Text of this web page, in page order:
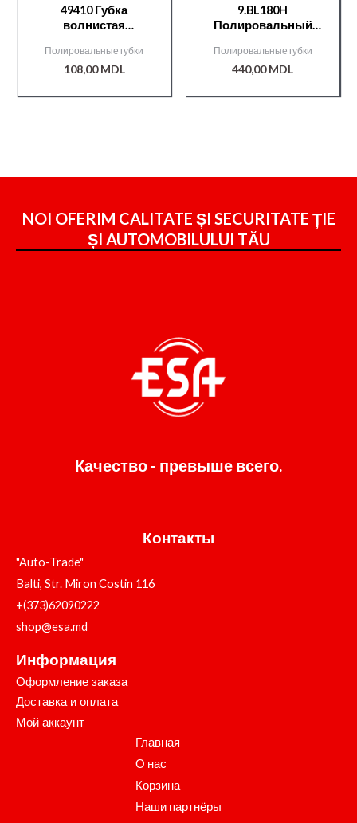
49410 Губка
волнистая
Chamaleon hard на
липучке оранж.
Полировальные губки
108,00MDL
9.BL180H
Полировальный
125mm
Полировальные губки
440,00MDL
NOI OFERIM CALITATE ȘI SECURITATE ȚIE
ȘI AUTOMOBILULUI TĂU
Качество - превыше всего.
Контакты
"Auto-Trade"
Balti, Str. Miron Costin 116
+(373)62090222
shop@esa.md
Информация
Оформление заказа
Доставка и оплата
Мой аккаунт
Главная
О нас
Корзина
Наши партнёры